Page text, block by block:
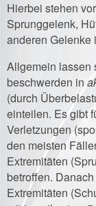
Hierbei stehen
Sprunggelenk,
anderen Gelenke
Allgemein lassen
beschwerden in
(durch
einteilen. Es gibt
Verletzungen
den meisten
Extremitäten
betroffen.
Extremitäten